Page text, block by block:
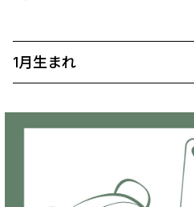
1月生まれ